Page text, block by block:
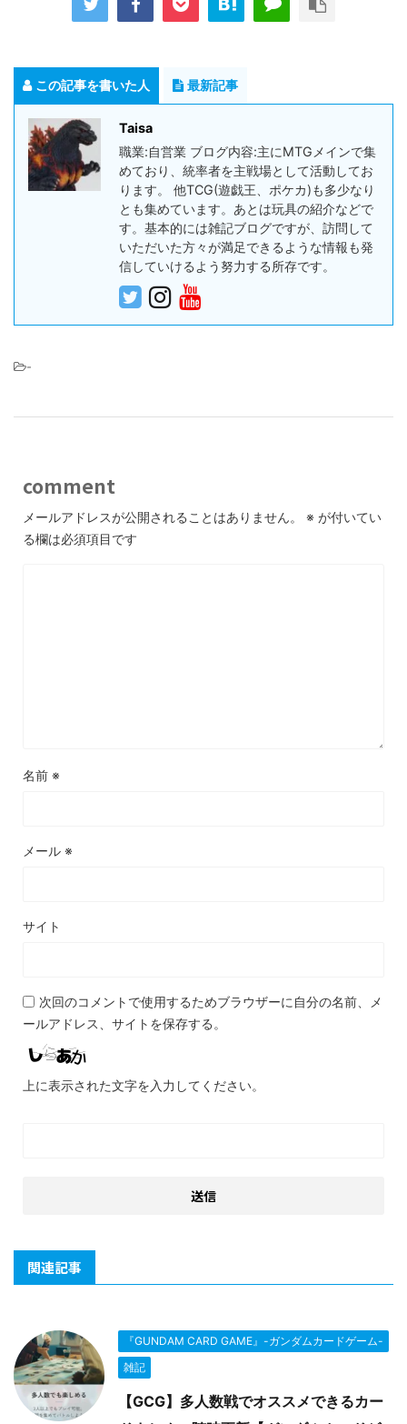
この記事を書いた人 最新記事
Taisa
職業:自営業 ブログ内容:主にMTGメインで集
めており、統率者を主戦場として活動してお
ります。 他TCG(遊戯王、ポケカ)も多少なり
とも集めています。あとは玩具の紹介などで
す。基本的には雑記ブログですが、訪問して
いただいた方々が満足できるような情報も発
信していけるよう努力する所存です。
-
comment
メールアドレスが公開されることはありません。 ※ が付いてい
る欄は必須項目です
名前 ※
メール ※
サイト
次回のコメントで使用するためブラウザーに自分の名前、メ
ールアドレス、サイトを保存する。
上に表示された文字を入力してください。
関連記事
『GUNDAM CARD GAME』-ガンダムカードゲーム-
雑記
【GCG】多人数戦でオススメできるカー